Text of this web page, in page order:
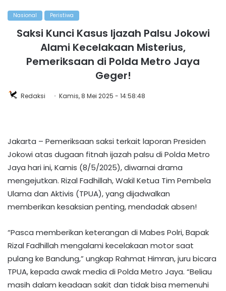
Nasional Peristiwa
Saksi Kunci Kasus Ijazah Palsu Jokowi
Alami Kecelakaan Misterius,
Pemeriksaan di Polda Metro Jaya
Geger!
Redaksi Kamis, 8 Mei 2025 - 14:58:48
Jakarta – Pemeriksaan saksi terkait laporan Presiden
Jokowi atas dugaan fitnah ijazah palsu di Polda Metro
Jaya hari ini, Kamis (8/5/2025), diwarnai drama
mengejutkan. Rizal Fadhillah, Wakil Ketua Tim Pembela
Ulama dan Aktivis (TPUA), yang dijadwalkan
memberikan kesaksian penting, mendadak absen!
“Pasca memberikan keterangan di Mabes Polri, Bapak
Rizal Fadhillah mengalami kecelakaan motor saat
pulang ke Bandung,” ungkap Rahmat Himran, juru bicara
TPUA, kepada awak media di Polda Metro Jaya. “Beliau
masih dalam keadaan sakit dan tidak bisa memenuhi